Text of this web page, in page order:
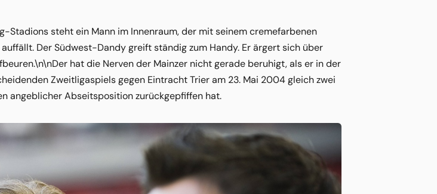
Stadions steht ein Mann im Innenraum, der mit seinem cremefarbenen
Der Südwest-Dandy greift ständig zum Handy. Er ärgert sich über
hat die Nerven der Mainzer nicht gerade beruhigt, als er in der
Zweitligaspiels gegen Eintracht Trier am 23. Mai 2004 gleich zwei
angeblicher Abseitsposition zurückgepfiffen hat.